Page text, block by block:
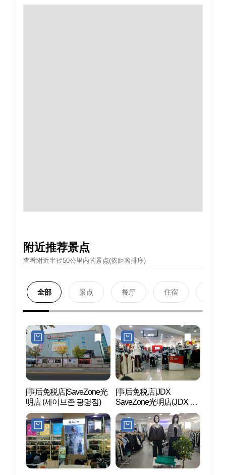
附近推荐景点
查看附近半径50公里內的景点(依距离排序)
全部 景点 餐厅 住宿
[事后免税店]SaveZone光
明店 (세이브존 광명점)
[事后免税店]JDX
SaveZone光明店(JDX 세
이브존 광명점)